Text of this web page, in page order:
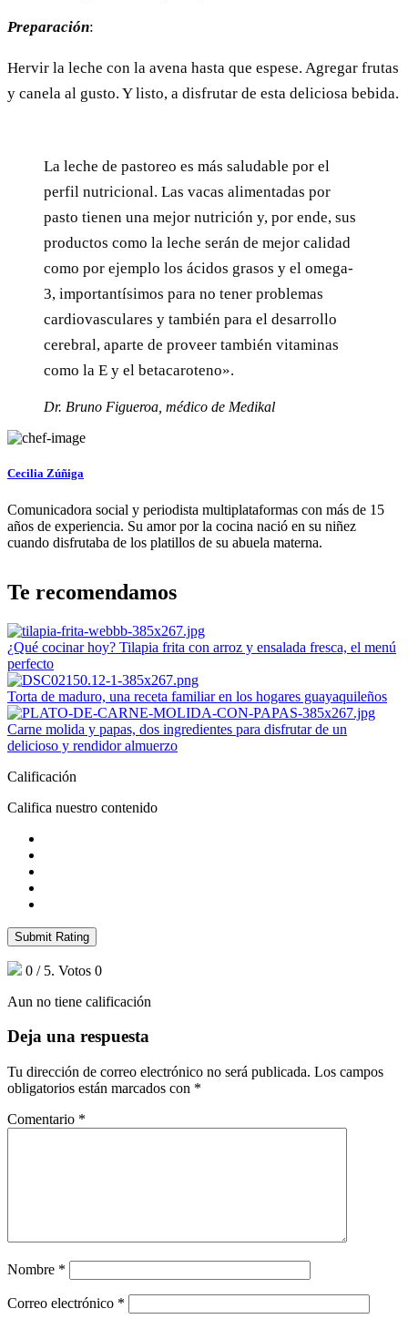
Preparación:
Hervir la leche con la avena hasta que espese. Agregar frutas
y canela al gusto. Y listo, a disfrutar de esta deliciosa bebida.
La leche de pastoreo es más saludable por el
perfil nutricional. Las vacas alimentadas por
pasto tienen una mejor nutrición y, por ende, sus
productos como la leche serán de mejor calidad
como por ejemplo los ácidos grasos y el omega-
3, importantísimos para no tener problemas
cardiovasculares y también para el desarrollo
cerebral, aparte de proveer también vitaminas
como la E y el betacaroteno».
Dr. Bruno Figueroa, médico de Medikal
Cecilia Zúñiga
Comunicadora social y periodista multiplataformas con más de 15
años de experiencia. Su amor por la cocina nació en su niñez
cuando disfrutaba de los platillos de su abuela materna.
Te recomendamos
¿Qué cocinar hoy? Tilapia frita con arroz y ensalada fresca, el menú
perfecto
Torta de maduro, una receta familiar en los hogares guayaquileños
Carne molida y papas, dos ingredientes para disfrutar de un
delicioso y rendidor almuerzo
Calificación
Califica nuestro contenido
Submit Rating
0 / 5. Votos 0
Aun no tiene calificación
Deja una respuesta
Tu dirección de correo electrónico no será publicada. Los campos
obligatorios están marcados con *
Comentario *
Nombre *
Correo electrónico *